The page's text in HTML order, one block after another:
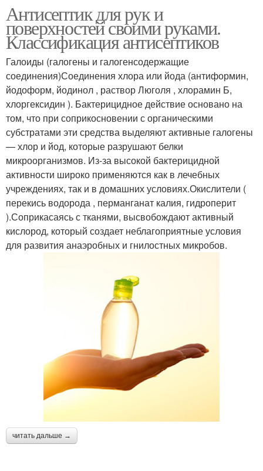
Антисептик для рук и
поверхностей своими руками.
Классификация антисептиков
Галоиды (галогены и галогенсодержащие
соединения)Соединения хлора или йода (антиформин,
йодоформ, йодинол , раствор Люголя , хлорамин Б,
хлоргексидин ). Бактерицидное действие основано на
том, что при соприкосновении с органическими
субстратами эти средства выделяют активные галогены
— хлор и йод, которые разрушают белки
микроорганизмов. Из-за высокой бактерицидной
активности широко применяются как в лечебных
учреждениях, так и в домашних условиях.Окислители (
перекись водорода , перманганат калия, гидроперит
).Соприкасаясь с тканями, высвобождают активный
кислород, который создает неблагоприятные условия
для развития анаэробных и гнилостных микробов.
читать дальше →